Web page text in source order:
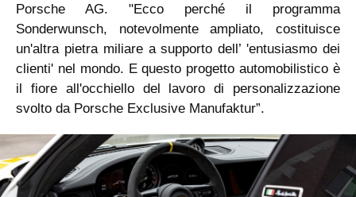
Porsche AG. "Ecco perché il programma
Sonderwunsch, notevolmente ampliato, costituisce
un'altra pietra miliare a supporto dell’ 'entusiasmo dei
clienti' nel mondo. E questo progetto automobilistico è
il fiore all'occhiello del lavoro di personalizzazione
svolto da Porsche Exclusive Manufaktur”.